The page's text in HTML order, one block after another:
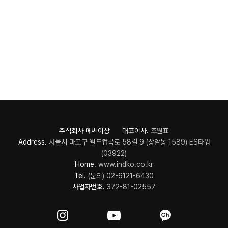
주식회사 메쎄이상 대표이사. 조원표
Address. 서울시 마포구 월드컵북로 58길 9 (상암동 1589) ES타워
(03922)
Home. www.indko.co.kr
Tel. (문의) 02-6121-6430
사업자번호. 372-81-02557